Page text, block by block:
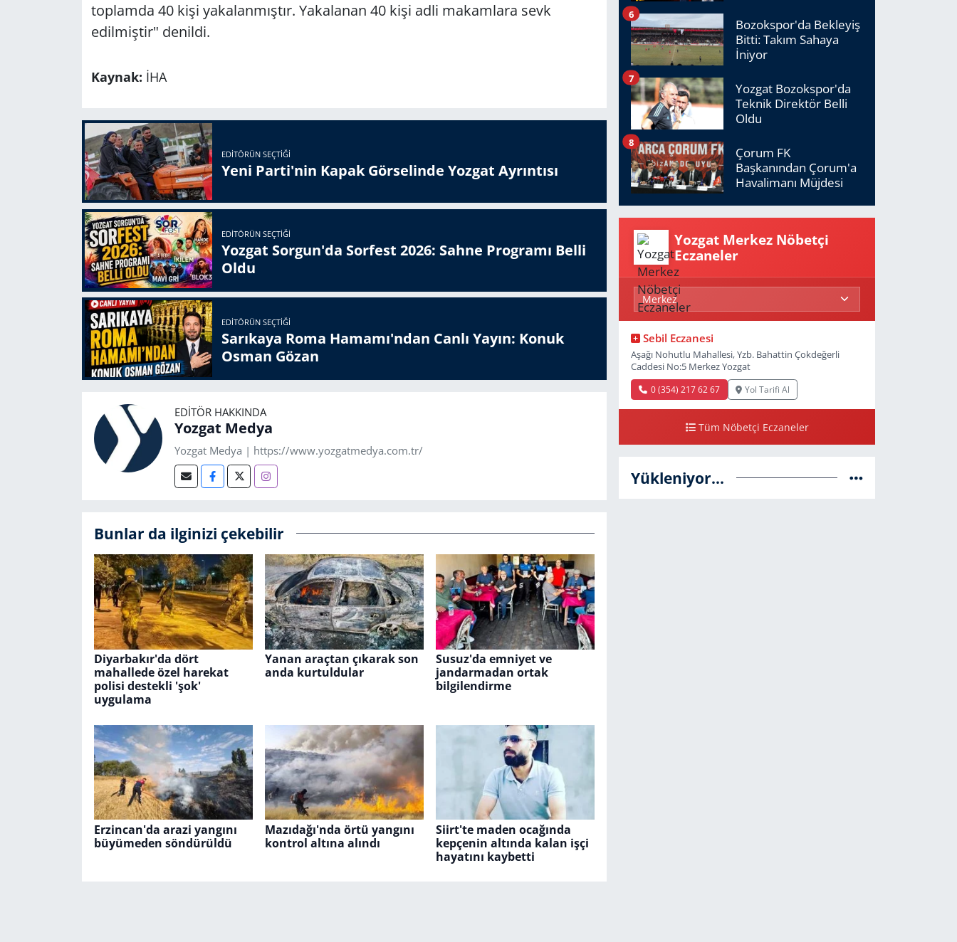
toplamda 40 kişi yakalanmıştır. Yakalanan 40 kişi adli makamlara sevk
edilmiştir" denildi.
Kaynak: İHA
EDITÖRÜN SEÇTIĞI
Yeni Parti'nin Kapak Görselinde Yozgat Ayrıntısı
EDITÖRÜN SEÇTIĞI
Yozgat Sorgun'da Sorfest 2026: Sahne Programı Belli
Oldu
EDITÖRÜN SEÇTIĞI
Sarıkaya Roma Hamamı'ndan Canlı Yayın: Konuk
Osman Gözan
EDITÖR HAKKINDA
Yozgat Medya
Yozgat Medya | https://www.yozgatmedya.com.tr/
Bunlar da ilginizi çekebilir
Diyarbakır'da dört
mahallede özel harekat
polisi destekli 'şok'
uygulama
Yanan araçtan çıkarak son
anda kurtuldular
Susuz'da emniyet ve
jandarmadan ortak
bilgilendirme
Erzincan'da arazi yangını
büyümeden söndürüldü
Mazıdağı'nda örtü yangını
kontrol altına alındı
Siirt'te maden ocağında
kepçenin altında kalan işçi
hayatını kaybetti
Bozokspor'da Bekleyiş
Bitti: Takım Sahaya
İniyor
6
Yozgat Bozokspor'da
Teknik Direktör Belli
Oldu
7
Çorum FK
Başkanından Çorum'a
Havalimanı Müjdesi
8
Yozgat Merkez Nöbetçi
Eczaneler
Sebil Eczanesi
Aşağı Nohutlu Mahallesi, Yzb. Bahattin Çokdeğerli
Caddesi No:5 Merkez Yozgat
0 (354) 217 62 67 Yol Tarifi Al
Tüm Nöbetçi Eczaneler
Yükleniyor...